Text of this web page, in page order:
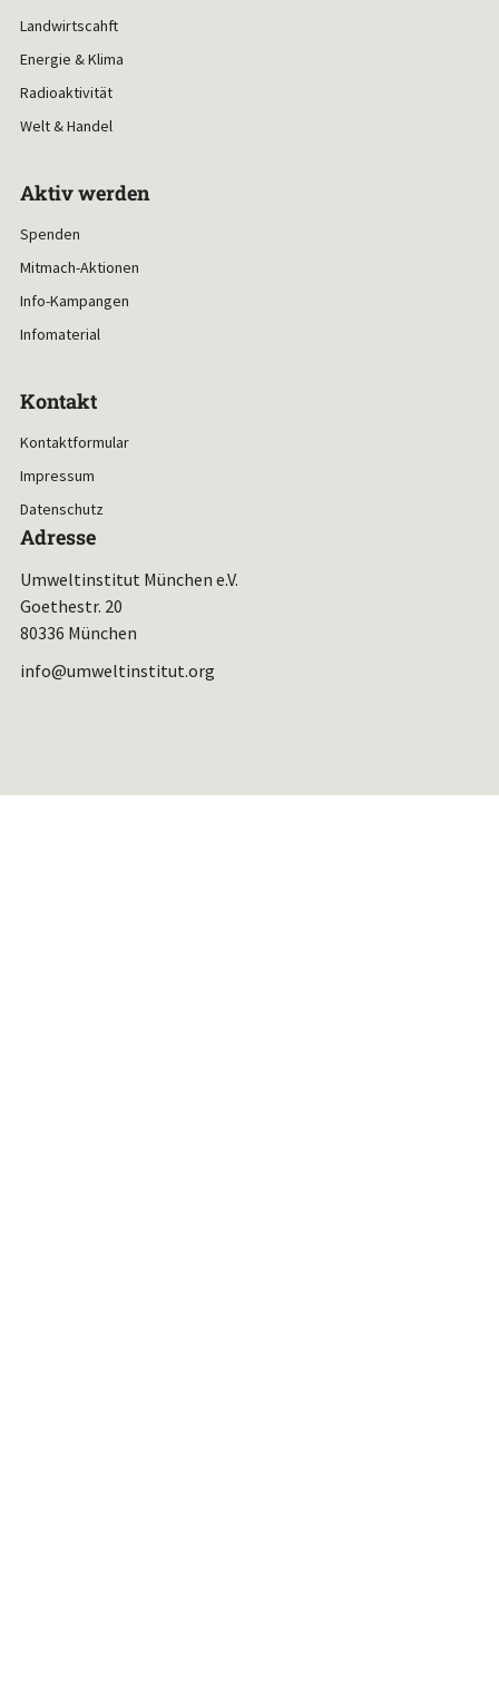
Landwirtscahft
Energie & Klima
Radioaktivität
Welt & Handel
Aktiv werden
Spenden
Mitmach-Aktionen
Info-Kampangen
Infomaterial
Kontakt
Kontaktformular
Impressum
Datenschutz
Adresse
Umweltinstitut München e.V.
Goethestr. 20
80336 München
info@umweltinstitut.org